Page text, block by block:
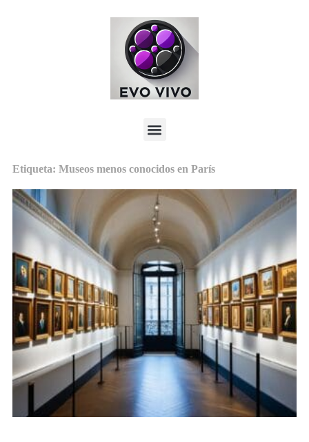
Etiqueta: Museos menos conocidos en París